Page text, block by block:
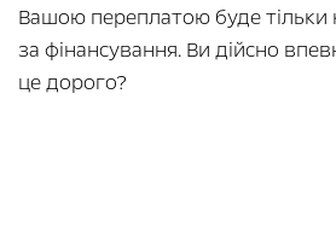
Вашою переплатою буде тільки
за фінансування. Ви дійсно
це дорого?